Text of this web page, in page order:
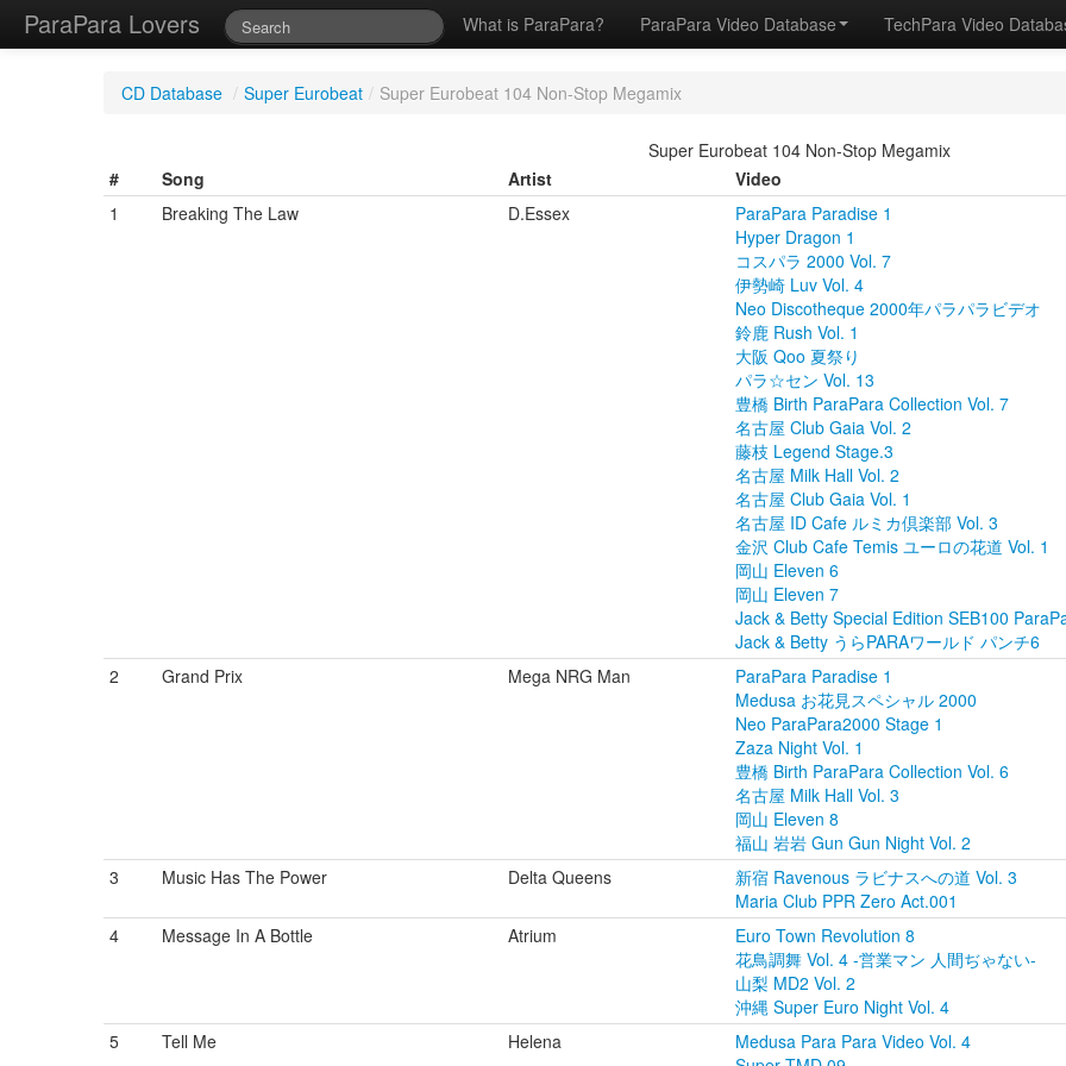
ParaPara Lovers What is ParaPara? ParaPara Video Database TechPara Video
CD Database / Super Eurobeat / Super Eurobeat 104 Non-Stop Megamix
Super Eurobeat 104 Non-Stop Megamix
#
Song Artist
Video
1
Breaking The Law D.Essex
ParaPara Paradise 1
Hyper Dragon 1
コスパラ 2000 Vol. 7
伊勢崎 Luv Vol. 4
Neo Discotheque 2000年パラパラビデオ
鈴鹿 Rush Vol. 1
大阪 Qoo 夏祭り
パラ☆セン Vol. 13
豊橋 Birth ParaPara Collection Vol. 7
名古屋 Club Gaia Vol. 2
藤枝 Legend Stage.3
名古屋 Milk Hall Vol. 2
名古屋 Club Gaia Vol. 1
名古屋 ID Cafe ルミカ倶楽部 Vol. 3
金沢 Club Cafe Temis ユーロの花道 Vol. 1
岡山 Eleven 6
岡山 Eleven 7
Jack & Betty Special Edition SEB100
Jack & Betty うらPARAワールド パンチ6
2
Grand Prix Mega NRG Man
ParaPara Paradise 1
Medusa お花見スペシャル 2000
Neo ParaPara2000 Stage 1
Zaza Night Vol. 1
豊橋 Birth ParaPara Collection Vol. 6
名古屋 Milk Hall Vol. 3
岡山 Eleven 8
福山 岩岩 Gun Gun Night Vol. 2
3
Music Has The Power Delta Queens
新宿 Ravenous ラビナスへの道 Vol. 3
Maria Club PPR Zero Act.001
4
Message In A Bottle Atrium
Euro Town Revolution 8
花鳥調舞 Vol. 4 -営業マン 人間ぢゃない-
山梨 MD2 Vol. 2
沖縄 Super Euro Night Vol. 4
5
Tell Me Helena
Medusa Para Para Video Vol. 4